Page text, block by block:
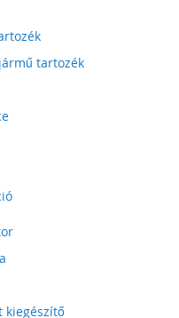
tartozék
kiegészítő